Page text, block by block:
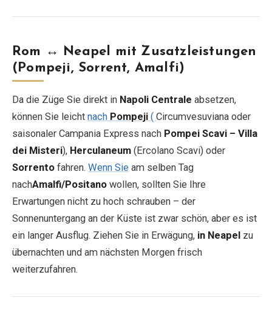
Rom ↔ Neapel mit Zusatzleistungen
(Pompeji, Sorrent, Amalfi)
Da die Züge Sie direkt in Napoli Centrale absetzen,
können Sie leicht nach Pompeji ( Circumvesuviana oder
saisonaler Campania Express nach Pompei Scavi – Villa
dei Misteri), Herculaneum (Ercolano Scavi) oder
Sorrento fahren. Wenn Sie am selben Tag
nachAmalfi/Positano wollen, sollten Sie Ihre
Erwartungen nicht zu hoch schrauben – der
Sonnenuntergang an der Küste ist zwar schön, aber es ist
ein langer Ausflug. Ziehen Sie in Erwägung, in Neapel zu
übernachten und am nächsten Morgen frisch
weiterzufahren.